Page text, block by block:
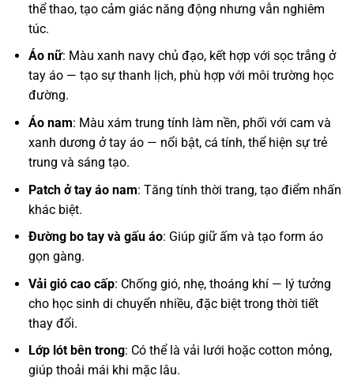
thể thao, tạo cảm giác năng động nhưng vẫn nghiêm
túc.
Áo nữ: Màu xanh navy chủ đạo, kết hợp với sọc trắng ở
tay áo — tạo sự thanh lịch, phù hợp với môi trường học
đường.
Áo nam: Màu xám trung tính làm nền, phối với cam và
xanh dương ở tay áo — nổi bật, cá tính, thể hiện sự trẻ
trung và sáng tạo.
Patch ở tay áo nam: Tăng tính thời trang, tạo điểm nhấn
khác biệt.
Đường bo tay và gấu áo: Giúp giữ ấm và tạo form áo
gọn gàng.
Vải gió cao cấp: Chống gió, nhẹ, thoáng khí — lý tưởng
cho học sinh di chuyển nhiều, đặc biệt trong thời tiết
thay đổi.
Lớp lót bên trong: Có thể là vải lưới hoặc cotton mỏng,
giúp thoải mái khi mặc lâu.